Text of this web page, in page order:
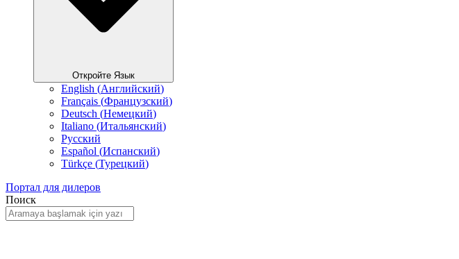
Откройте Язык
English (Английский)
Français (Французский)
Deutsch (Немецкий)
Italiano (Итальянский)
Русский
Español (Испанский)
Türkçe (Турецкий)
Портал для дилеров
Поиск